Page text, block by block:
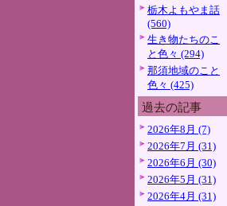
栃木よもやま話
(560)
生き物たちのこ
と色々 (294)
那須地域のこと
色々 (425)
過去の記事
2026年8月 (7)
2026年7月 (31)
2026年6月 (30)
2026年5月 (31)
2026年4月 (31)